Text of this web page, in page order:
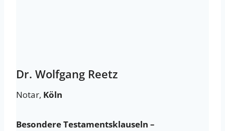
Dr. Wolfgang Reetz
Notar, Köln
Besondere Testamentsklauseln –